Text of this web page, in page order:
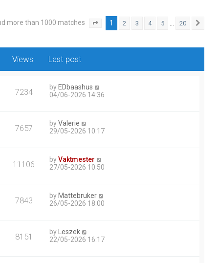
more than 1000 matches Page of
1 2 3 4 5 … 20
Views Last post
7234 by EDbaashus
04/06-2026 14:36
7657 byValerie
29/05-2026 10:17
11106 byVaktmester
27/05-2026 10:50
7843 by Mattebruker
26/05-2026 18:00
8151 by
Leszek
22/05-2026 16:17